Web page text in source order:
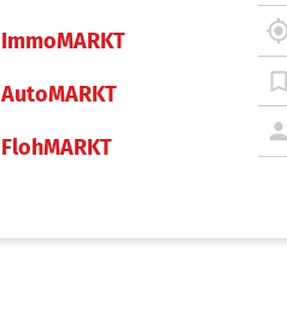
ImmoMARKT
AutoMARKT
FlohMARKT